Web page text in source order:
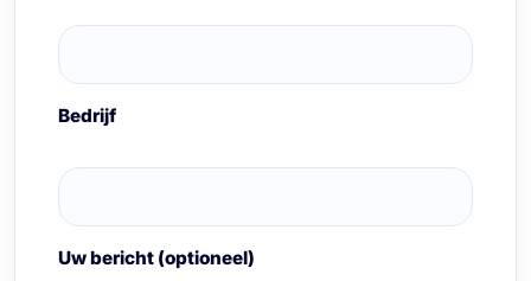
Bedrijf
Uw bericht (optioneel)